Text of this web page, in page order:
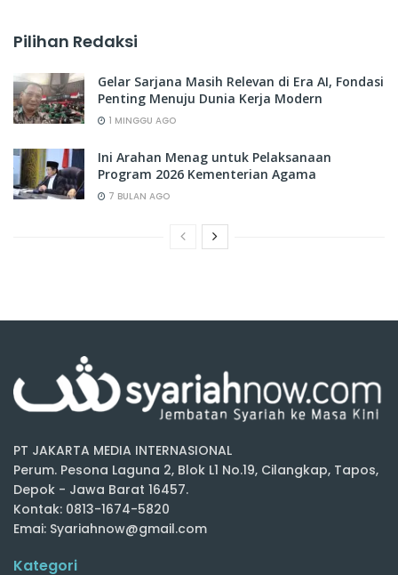
Pilihan Redaksi
Gelar Sarjana Masih Relevan di Era AI, Fondasi
Penting Menuju Dunia Kerja Modern
1 MINGGU AGO
Ini Arahan Menag untuk Pelaksanaan
Program 2026 Kementerian Agama
7 BULAN AGO
PT JAKARTA MEDIA INTERNASIONAL
Perum. Pesona Laguna 2, Blok L1 No.19, Cilangkap, Tapos,
Depok - Jawa Barat 16457.
Kontak: 0813-1674-5820
Emai: Syariahnow@gmail.com
Kategori